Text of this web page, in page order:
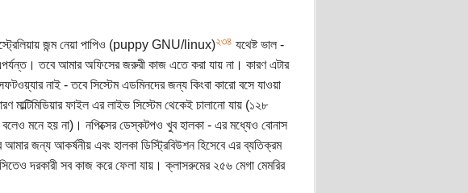
জন্ম নেয়া পাপিও (puppy GNU/linux)২৩৪ যথেষ্ট ভাল -
তবে আমার অফিসের জরুরী কাজ এতে করা যায় না। কারণ এটার
নাই - তবে সিস্টেম এডমিনদের জন্য কিংবা কারো বসে যাওয়া
ফাইল এর লাইভ সিস্টেম থেকেই চালানো যায় (১২৮
বলেও মনে হয় না)। নপিক্সের ডেস্কটপও খুব হালকা - এর মধ্যেও বোনাস
আমার জন্য আকর্ষনীয় এবং হালকা ডিস্ট্রিবিউশন হিসেবে এর ব্যতিক্রম
দরকারী সব কাজ করে ফেলা যায়। ক্লাসরুমের ২৫৬ মেগা মেমরির